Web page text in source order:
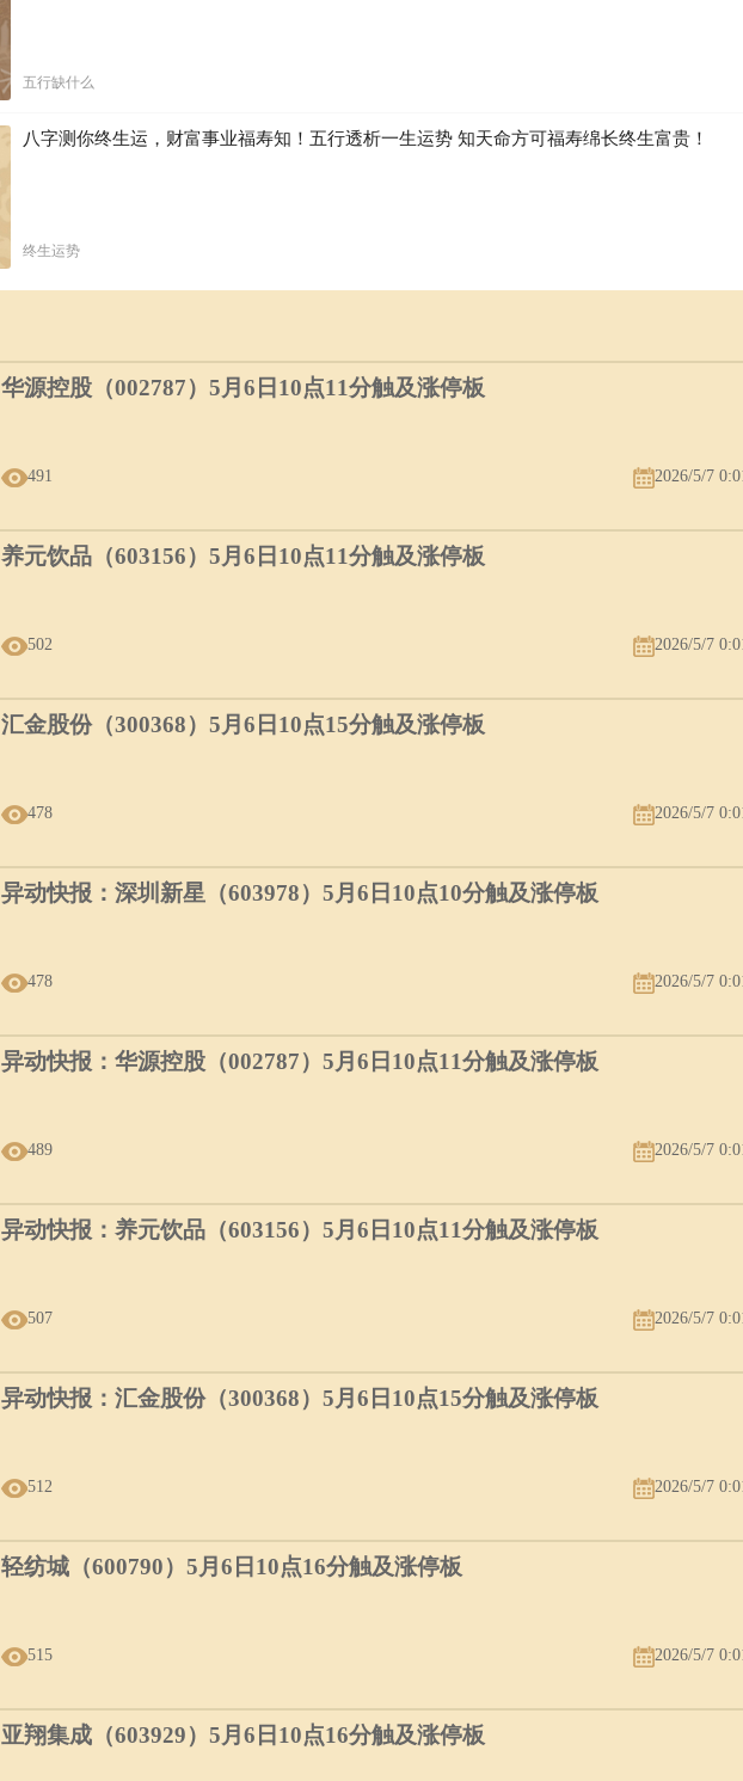
五行缺什么
八字测你终生运，财富事业福寿知！五行透析一生运势 知天命方可福寿绵长终生富贵！
终生运势
华源控股（002787）5月6日10点11分触及涨停板
491 2026/5/7
养元饮品（603156）5月6日10点11分触及涨停板
502 2026/5/7
汇金股份（300368）5月6日10点15分触及涨停板
478 2026/5/7
异动快报：深圳新星（603978）5月6日10点10分触及涨停板
478 2026/5/7
异动快报：华源控股（002787）5月6日10点11分触及涨停板
489 2026/5/7
异动快报：养元饮品（603156）5月6日10点11分触及涨停板
507 2026/5/7
异动快报：汇金股份（300368）5月6日10点15分触及涨停板
512 2026/5/7
轻纺城（600790）5月6日10点16分触及涨停板
515 2026/5/7
亚翔集成（603929）5月6日10点16分触及涨停板